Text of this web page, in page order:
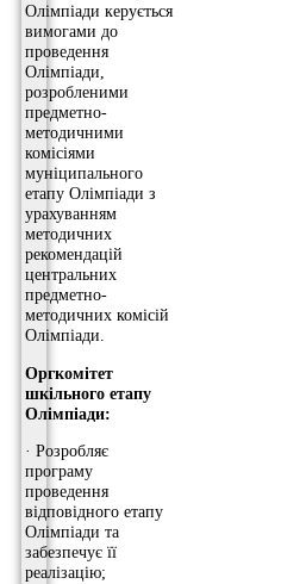
Олімпіади керується
вимогами до
проведення
Олімпіади,
розробленими
предметно-
методичними
комісіями
муніципального
етапу Олімпіади з
урахуванням
методичних
рекомендацій
центральних
предметно-
методичних комісій
Олімпіади.
Оргкомітет
шкільного етапу
Олімпіади:
· Розробляє
програму
проведення
відповідного етапу
Олімпіади та
забезпечує її
реалізацію;